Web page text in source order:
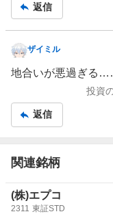
返信
掲
示
記
事
ザイミル
地合いが悪過ぎる
投資
返信
関連銘柄
(株)エプコ
2311 東証STD